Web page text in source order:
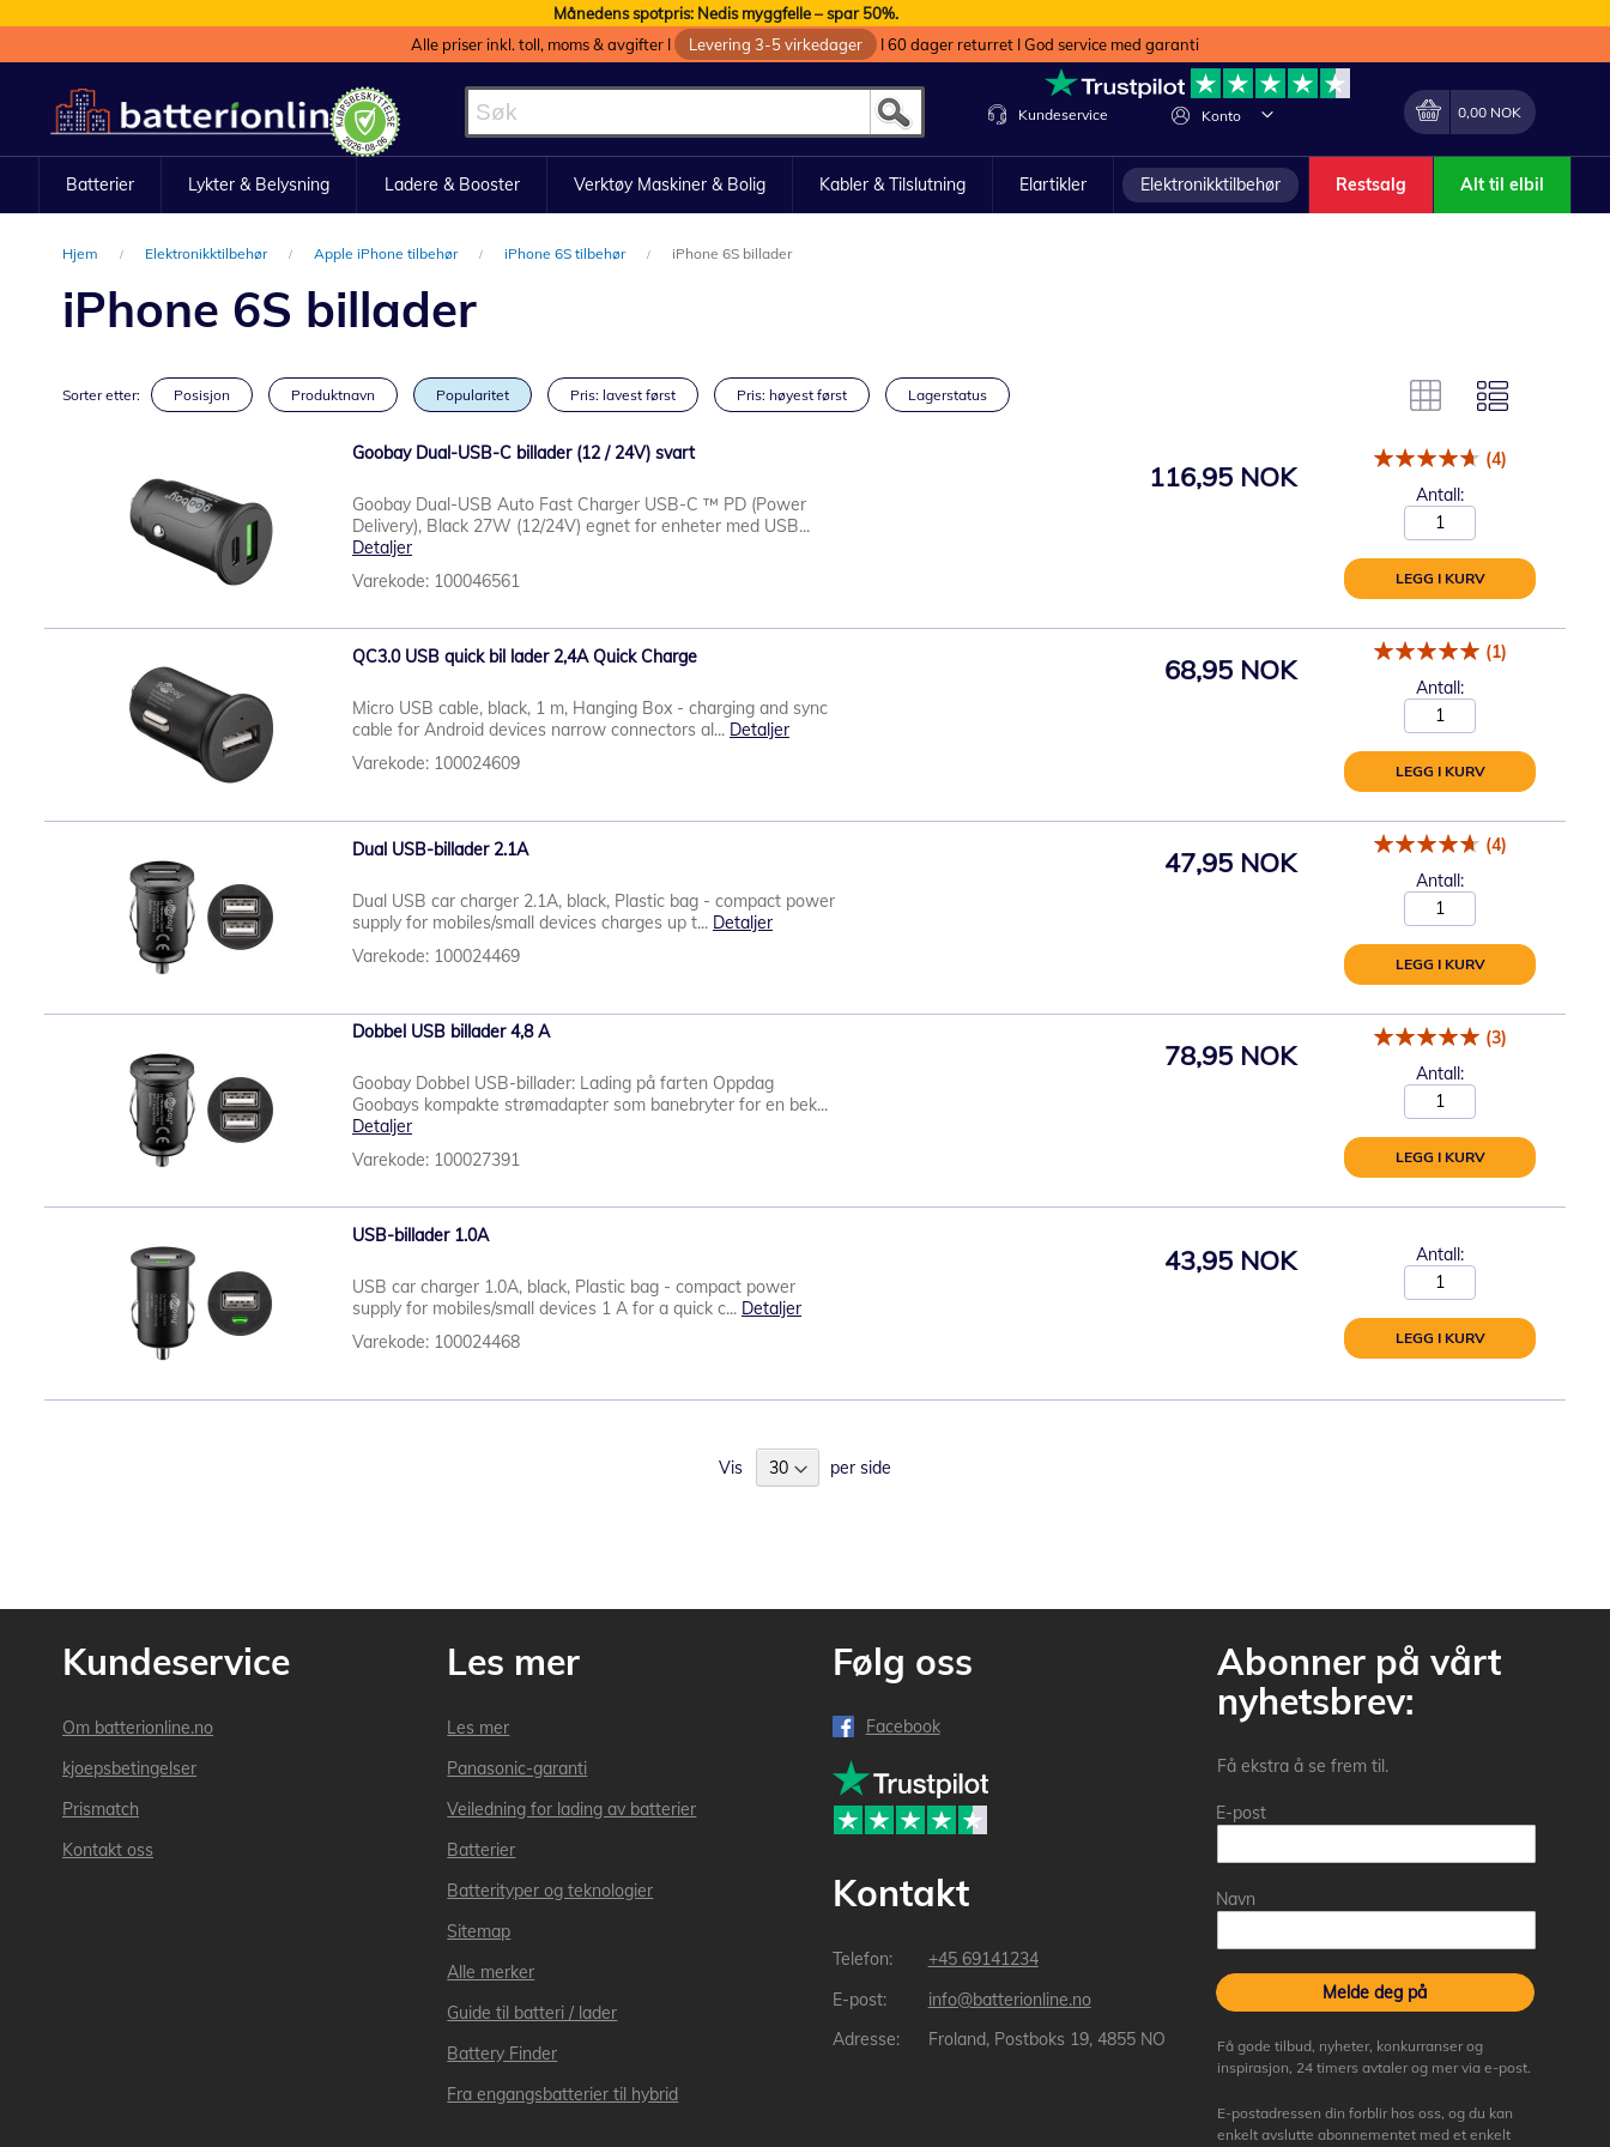
Månedens spotpris: Nedis myggfelle – spar 50%.
Alle priser inkl. toll, moms & avgifter I
Levering 3-5 virkedager I 60 dager returret I God service med garanti
til
innhold
Konto Endring
Min handlekurv
0,00 NOK
Kundeservice
Batterier Lykter & Belysning Ladere & Booster Verktøy Maskiner & Bolig Kabler & Tilslutning Elartikler Elektronikktilbehør Restsalg Alt til elbil
Hjem Elektronikktilbehør Apple iPhone tilbehør iPhone 6S tilbehør iPhone 6S billader
iPhone 6S billader
Sorter etter: Posisjon Produktnavn Popularitet Pris: lavest først Pris: høyest først Lagerstatus
Goobay Dual-USB-C billader (12 / 24V) svart
Goobay Dual-USB Auto Fast Charger USB-C ™ PD (Power
Delivery), Black 27W (12/24V) egnet for enheter med USB...
Detaljer
Varekode: 100046561
116,95 NOK
(4)
Antall:
LEGG I KURV
QC3.0 USB quick bil lader 2,4A Quick Charge
Micro USB cable, black, 1 m, Hanging Box - charging and sync
cable for Android devices narrow connectors al... Detaljer
Varekode: 100024609
68,95 NOK
(1)
Antall:
LEGG I KURV
Dual USB-billader 2.1A
Dual USB car charger 2.1A, black, Plastic bag - compact power
supply for mobiles/small devices charges up t... Detaljer
Varekode: 100024469
47,95 NOK
(4)
Antall:
LEGG I KURV
Dobbel USB billader 4,8 A
Goobay Dobbel USB-billader: Lading på farten Oppdag
Goobays kompakte strømadapter som banebryter for en bek...
Detaljer
Varekode: 100027391
78,95 NOK
(3)
Antall:
LEGG I KURV
USB-billader 1.0A
USB car charger 1.0A, black, Plastic bag - compact power
supply for mobiles/small devices 1 A for a quick c... Detaljer
Varekode: 100024468
43,95 NOK Antall:
LEGG I KURV
Vis per side
Kundeservice
Om batterionline.no
kjoepsbetingelser
Prismatch
Kontakt oss
Les mer
Les mer
Panasonic-garanti
Veiledning for lading av batterier
Batterier
Batterityper og teknologier
Sitemap
Alle merker
Guide til batteri / lader
Battery Finder
Fra engangsbatterier til hybrid
Følg oss
Facebook
Kontakt
+45 69141234
info@batterionline.no
Froland, Postboks 19, 4855 NO
Abonner på vårt
nyhetsbrev:
Få ekstra å se frem til.
E-post
Navn
Melde deg på
Få gode tilbud, nyheter, konkurranser og
inspirasjon, 24 timers avtaler og mer via e-post.
E-postadressen din forblir hos oss, og du kan
enkelt avslutte abonnementet med et enkelt